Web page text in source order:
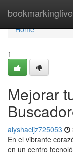
bookmarkinglive
Home
Home
1
Mejorar
alyshacljz725053
En el vibrante
en un centro